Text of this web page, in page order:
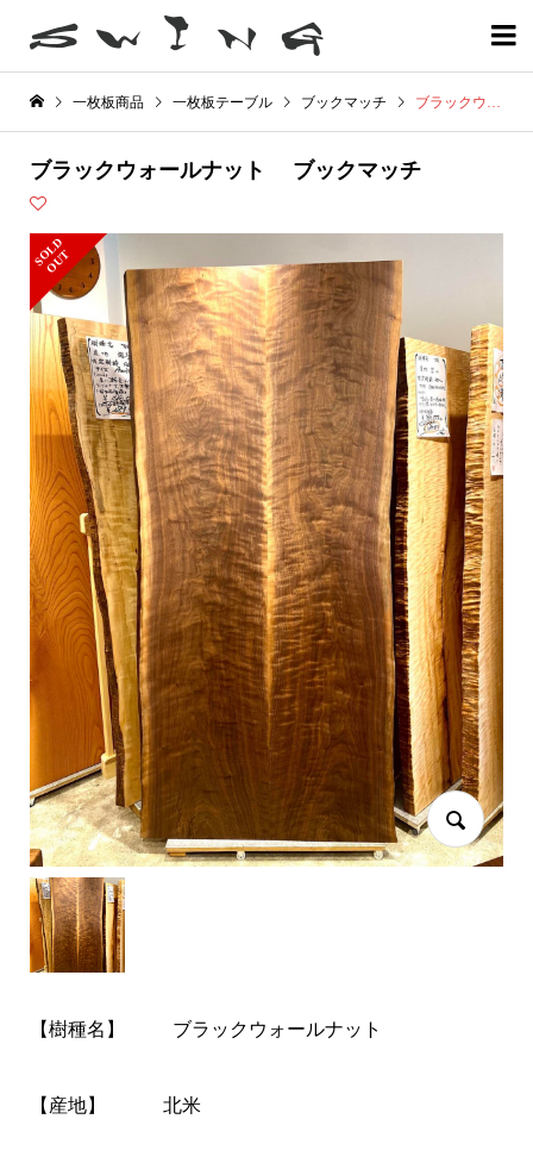

一枚板商品 一枚板テーブル ブックマッチ ブラックウォールナット ブックマッチ
ブラックウォールナット ブックマッチ
S
O
L
D
O
U
T
【樹種名】 ブラックウォールナット
【産地】 北米